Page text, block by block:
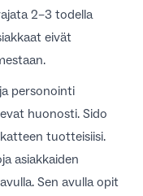
2–3 todella
eivät
personointi
huonosti. Sido
tuotteisiisi.
asiakkaiden
. Sen avulla opit